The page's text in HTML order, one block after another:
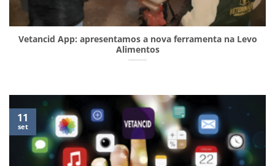
Vetancid App: apresentamos a nova ferramenta na Levo
Alimentos
11
set